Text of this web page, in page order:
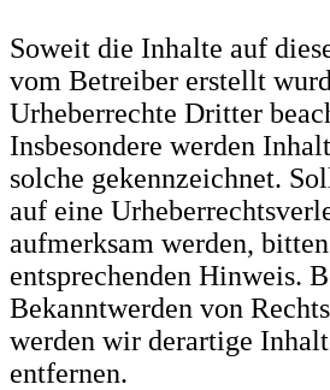
Soweit die Inhalte auf
vom Betreiber erstellt
Urheberrechte Dritter
Insbesondere werden
solche gekennzeichnet.
auf eine
aufmerksam werden,
entsprechenden Hinweis.
Bekanntwerden von
werden wir derartige
entfernen.